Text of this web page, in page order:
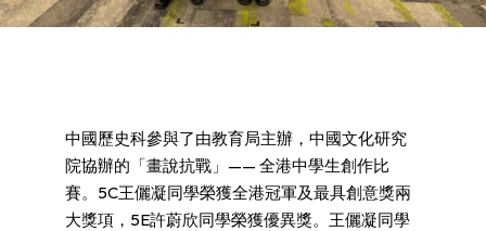
中國歷史科參與了由教育局主辦，中國文化研究
院協辦的「畫說抗戰」—— 全港中學生創作比
賽。5C王儷凝同學榮獲全港冠軍及最具創意獎兩
大獎項，5E許蔚欣同學榮獲優異獎。王儷凝同學